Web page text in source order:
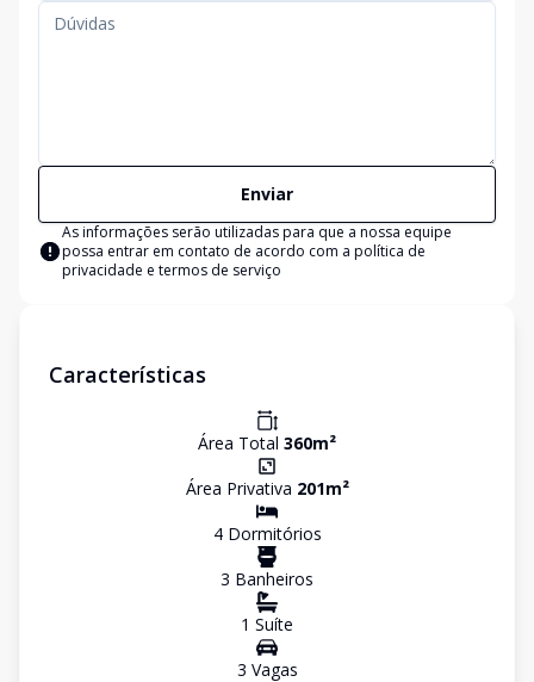
Enviar
As informações serão utilizadas para que a nossa equipe
possa entrar em contato de acordo com a política de
privacidade e termos de serviço
Características
Área Total 360m²
Área Privativa 201m²
4Dormitórios
3 Banheiros
1 Suíte
3 Vagas